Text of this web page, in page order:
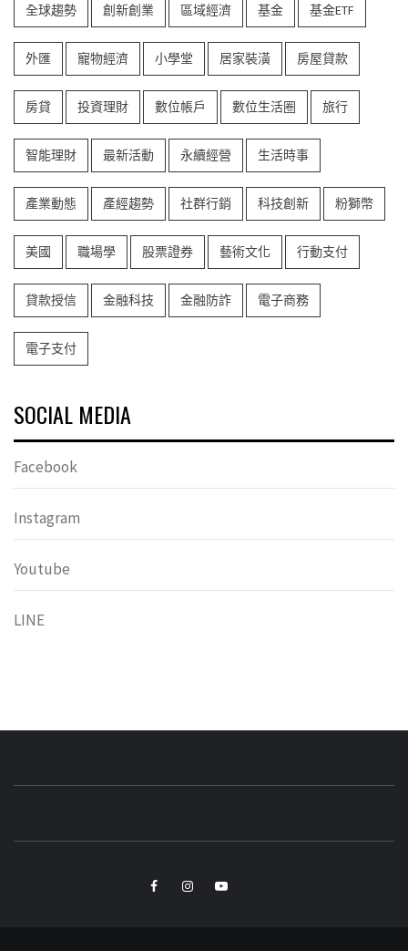
全球趨勢 創新創業 區域經濟 基金 基金ETF
外匯 寵物經濟 小學堂 居家裝潢 房屋貸款
房貸 投資理財 數位帳戶 數位生活圈 旅行
智能理財 最新活動 永續經營 生活時事
產業動態 產經趨勢 社群行銷 科技創新 粉獅幣
美國 職場學 股票證券 藝術文化 行動支付
貸款授信 金融科技 金融防詐 電子商務
電子支付
SOCIAL MEDIA
Facebook
Instagram
Youtube
LINE
小粉獅日常